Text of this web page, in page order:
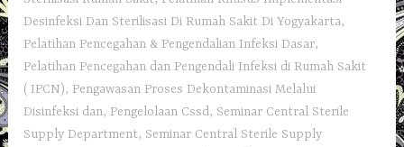
Desinfeksi Dan Sterilisasi Di Rumah Sakit Di Yogyakarta,
Pelatihan Pencegahan & Pengendalian Infeksi Dasar,
Pelatihan Pencegahan dan Pengendali Infeksi di Rumah Sakit
( IPCN), Pengawasan Proses Dekontaminasi Melalui
Disinfeksi dan, Pengelolaan Cssd, Seminar Central Sterile
Supply Department, Seminar Central Sterile Supply